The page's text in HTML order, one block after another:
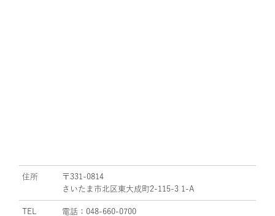
住所
〒331-0814
さいたま市北区東大成町2-115-3 1-A
TEL 電話：048-660-0700